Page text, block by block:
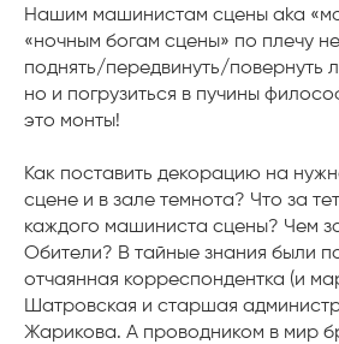
Нашим машинистам сцены aka
«ночным богам сцены» по плечу
поднять/передвинуть/повернуть
но и погрузиться в пучины
это монты!
Как поставить декорацию на
сцене и в зале темнота? Что за
каждого машиниста сцены? Чем
Обители? В тайные знания были
отчаянная корреспондентка (и
Шатровская и старшая
Жарикова. А проводником в мир